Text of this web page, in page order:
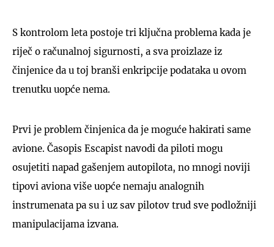
S kontrolom leta postoje tri ključna problema kada je
riječ o računalnoj sigurnosti, a sva proizlaze iz
činjenice da u toj branši enkripcije podataka u ovom
trenutku uopće nema.
Prvi je problem činjenica da je moguće hakirati same
avione. Časopis Escapist navodi da piloti mogu
osujetiti napad gašenjem autopilota, no mnogi noviji
tipovi aviona više uopće nemaju analognih
instrumenata pa su i uz sav pilotov trud sve podložniji
manipulacijama izvana.